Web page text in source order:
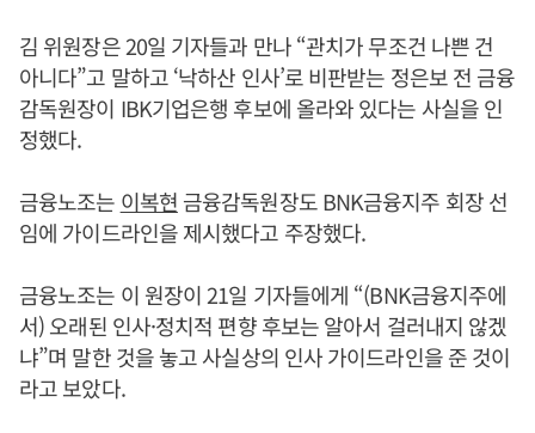
김 위원장은 20일 기자들과 만나 “관치가 무조건 나쁜 건
아니다”고 말하고 ‘낙하산 인사’로 비판받는 정은보 전 금융
감독원장이 IBK기업은행 후보에 올라와 있다는 사실을 인
정했다.
금융노조는 이복현 금융감독원장도 BNK금융지주 회장 선
임에 가이드라인을 제시했다고 주장했다.
금융노조는 이 원장이 21일 기자들에게 “(BNK금융지주에
서) 오래된 인사·정치적 편향 후보는 알아서 걸러내지 않겠
냐”며 말한 것을 놓고 사실상의 인사 가이드라인을 준 것이
라고 보았다.